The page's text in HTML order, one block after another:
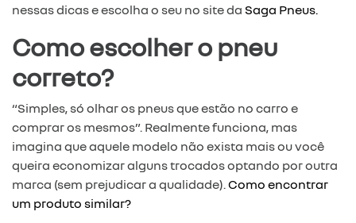
nessas dicas e escolha o seu no site da Saga Pneus.
Como escolher o pneu
correto?
“Simples, só olhar os pneus que estão no carro e
comprar os mesmos”. Realmente funciona, mas
imagina que aquele modelo não exista mais ou você
queira economizar alguns trocados optando por outra
marca (sem prejudicar a qualidade). Como encontrar
um produto similar?